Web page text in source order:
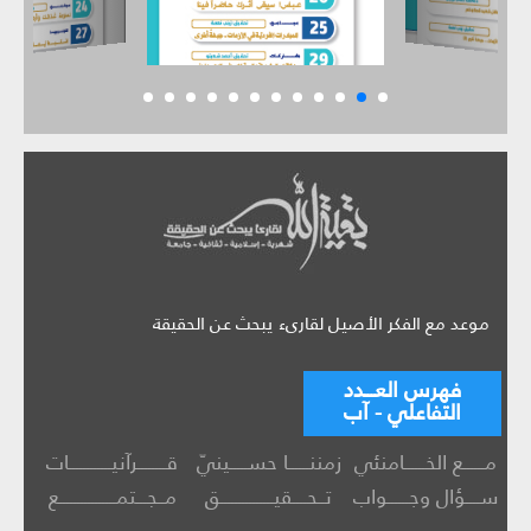
موعد مع الفكر الأصيل لقارىء يبحث عن الحقيقة
فهرس العـــدد
التفاعلي - آب
مــــــع الخــــــامنئي زمننــــــا حســـــينيّ
قــــــــرآنيــــــــــــات
ســــؤال وجــــــواب
تــحــــقيـــــــــــــــق مــجـــتمــــــــــــــــع